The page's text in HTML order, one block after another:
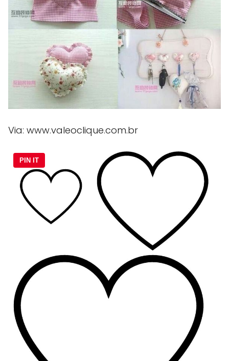
Via: www.valeoclique.com.br
PIN IT